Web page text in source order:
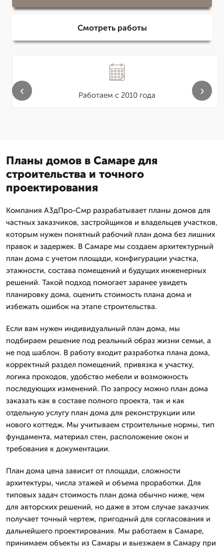
Смотреть работы
Работаем с 2010 года
‹ ›
Планы домов в Самаре для
строительства и точного
проектирования
Компания А3дПро-Смр разрабатывает планы домов для
частных заказчиков, застройщиков и владельцев участков,
которым нужен понятный рабочий план дома без лишних
правок и задержек. В Самаре мы создаем архитектурный
план дома с учетом площади, конфигурации участка,
этажности, состава помещений и будущих инженерных
решений. Такой подход помогает заранее увидеть
планировку дома, оценить стоимость плана дома и
избежать ошибок на этапе строительства.
Если вам нужен индивидуальный план дома, мы
подбираем решение под реальный образ жизни семьи, а
не под шаблон. В работу входит разработка плана дома,
корректный раздел помещений, привязка к участку,
логика проходов, удобство мебели и возможность
последующих изменений. По запросу можно план дома
заказать как в составе полного проекта, так и как
отдельную услугу план дома для реконструкции или
нового коттедж. Мы учитываем строительные нормы, тип
фундамента, материал стен, расположение окон и
требования к документации.
План дома цена зависит от площади, сложности
архитектуры, числа этажей и объема проработки. Для
типовых задач стоимость план дома обычно ниже, чем
для авторских решений, но даже в этом случае заказчик
получает точный чертеж, пригодный для согласования и
дальнейшего проектирования. Мы работаем в Самаре,
принимаем объекты из Самары и выезжаем в Самару при